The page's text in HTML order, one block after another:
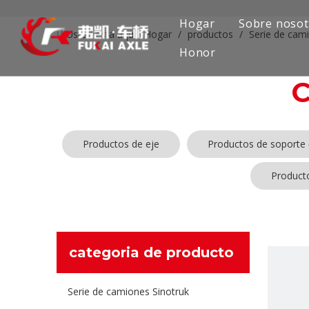
Hogar Sobre
Honor
Usted está aquí: Hogar / productos / Serie de
Productos de eje Productos de soporte
categoria de producto
Serie de camiones Sinotruk